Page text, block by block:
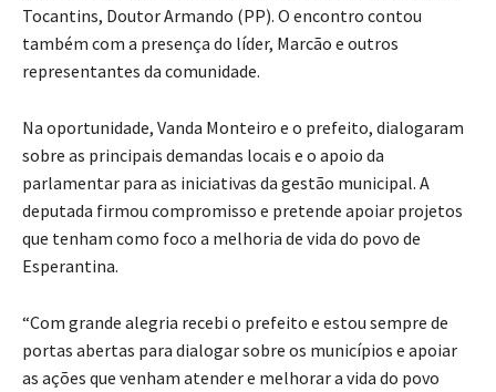
Tocantins, Doutor Armando (PP). O encontro contou
também com a presença do líder, Marcão e outros
representantes da comunidade.
Na oportunidade, Vanda Monteiro e o prefeito, dialogaram
sobre as principais demandas locais e o apoio da
parlamentar para as iniciativas da gestão municipal. A
deputada firmou compromisso e pretende apoiar projetos
que tenham como foco a melhoria de vida do povo de
Esperantina.
“Com grande alegria recebi o prefeito e estou sempre de
portas abertas para dialogar sobre os municípios e apoiar
as ações que venham atender e melhorar a vida do povo